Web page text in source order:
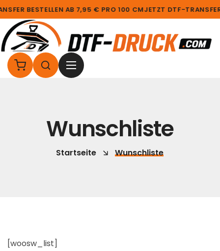
BESTELLEN AB 7,95 € PRO 100 CMJETZT DTF-
Wunschliste
Startseite Wunschliste
[woosw_list]